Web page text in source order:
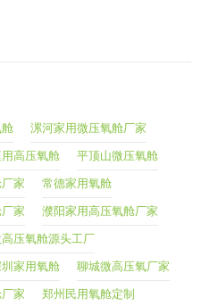
漯河家用微压氧舱厂家
高压氧舱 平顶山微压氧舱
家 常德家用氧舱
家 濮阳家用高压氧舱厂家
压氧舱源头工厂
家用氧舱 聊城微高压氧厂家
家 郑州民用氧舱定制